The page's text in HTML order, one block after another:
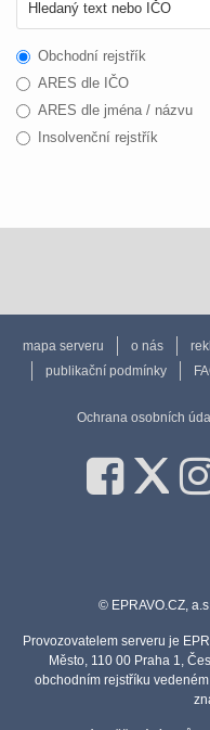
Obchodní rejstřík
ARES dle IČO
ARES dle jména / názvu
Insolvenční rejstřík
mapa serveru o nás
publikační podmínky
Ochrana osobních
© EPRAVO.CZ,
Provozovatelem serveru je
Město, 110 00 Praha 1,
obchodním rejstříku